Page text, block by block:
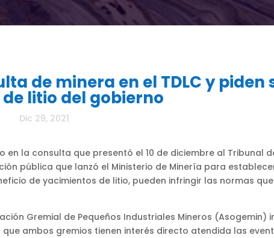
de minera en el TDLC y piden
litio del gobierno
Dic 29, 2021
la consulta que presentó el 10 de diciembre al Tribunal
pública que lanzó el Ministerio de Minería para
de yacimientos de litio, pueden infringir las normas
Gremial de Pequeños Industriales Mineros (Asogemin)
ambos gremios tienen interés directo atendida las